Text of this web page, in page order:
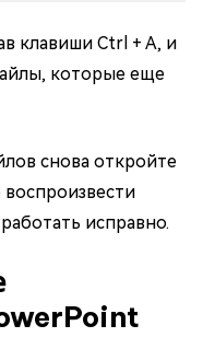
клавиши Ctrl + A, и
которые еще
снова откройте
исправно.